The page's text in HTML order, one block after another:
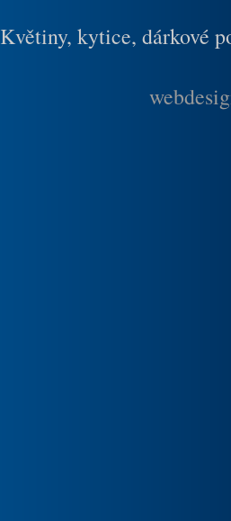
Květiny, kytice, dárkové